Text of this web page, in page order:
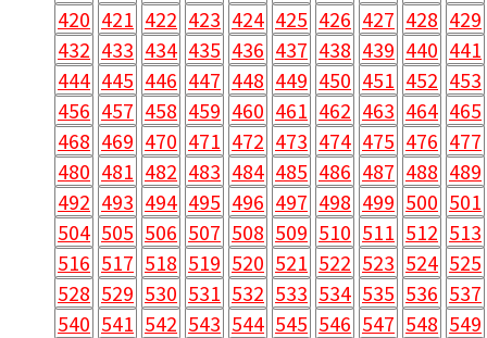
420 421 422 423 424 425 426 427 428 429
432 433 434 435 436 437 438 439 440 441
444 445 446 447 448 449 450 451 452 453
456 457 458 459 460 461 462 463 464 465
468 469 470 471 472 473 474 475 476 477
480 481 482 483 484 485 486 487 488 489
492 493 494 495 496 497 498 499 500 501
504 505 506 507 508 509 510 511 512 513
516 517 518 519 520 521 522 523 524 525
528 529 530 531 532 533 534 535 536 537
540 541 542 543 544 545 546 547 548 549